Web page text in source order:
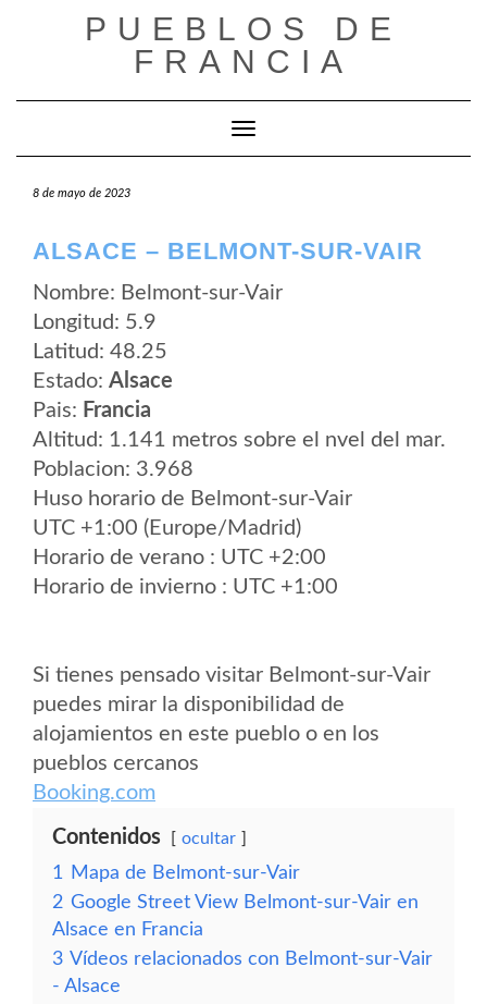
PUEBLOS DE
FRANCIA
Cambiar modo de navegación
8 de mayo de 2023
ALSACE – BELMONT-SUR-VAIR
Nombre: Belmont-sur-Vair
Longitud: 5.9
Latitud: 48.25
Estado: Alsace
Pais: Francia
Altitud: 1.141 metros sobre el nvel del mar.
Poblacion: 3.968
Huso horario de Belmont-sur-Vair
UTC +1:00 (Europe/Madrid)
Horario de verano : UTC +2:00
Horario de invierno : UTC +1:00
Si tienes pensado visitar Belmont-sur-Vair
puedes mirar la disponibilidad de
alojamientos en este pueblo o en los
pueblos cercanos
Booking.com
Contenidos ocultar
1
Mapa de Belmont-sur-Vair
2 Google Street View Belmont-sur-Vair en
Alsace en Francia
3 Vídeos relacionados con Belmont-sur-Vair
- Alsace